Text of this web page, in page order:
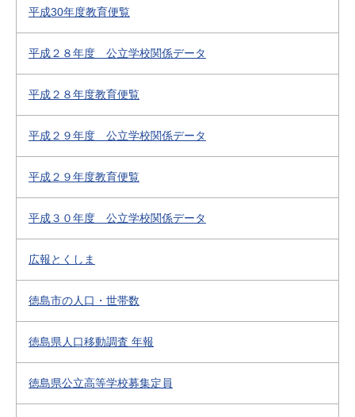
平成30年度教育便覧
平成２８年度 公立学校関係データ
平成２８年度教育便覧
平成２９年度 公立学校関係データ
平成２９年度教育便覧
平成３０年度 公立学校関係データ
広報とくしま
徳島市の人口・世帯数
徳島県人口移動調査 年報
徳島県公立高等学校募集定員